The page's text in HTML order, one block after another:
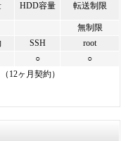
HDD容量 転送制限
無制限
SSH
root
○
○
12ヶ月契約）